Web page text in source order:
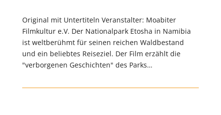
Original mit Untertiteln Veranstalter: Moabiter
Filmkultur e.V. Der Nationalpark Etosha in Namibia
ist weltberühmt für seinen reichen Waldbestand
und ein beliebtes Reiseziel. Der Film erzählt die
"verborgenen Geschichten" des Parks…